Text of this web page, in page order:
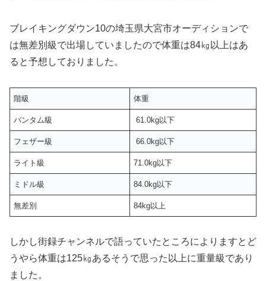
ブレイキングダウン10の埼玉県大宮市オーディションで
は無差別級で出場していましたので体重は84㎏以上はあ
ると予想しておりました。
階級 体重
バンタム級 61.0kg以下
フェザー級 66.0kg以下
ライト級 71.0kg以下
ミドル級 84.0kg以下
無差別 84kg以上
しかし街録チャンネルで語っていたところによりますとど
うやら体重は125㎏あるそうで思った以上に重量級であり
ました。